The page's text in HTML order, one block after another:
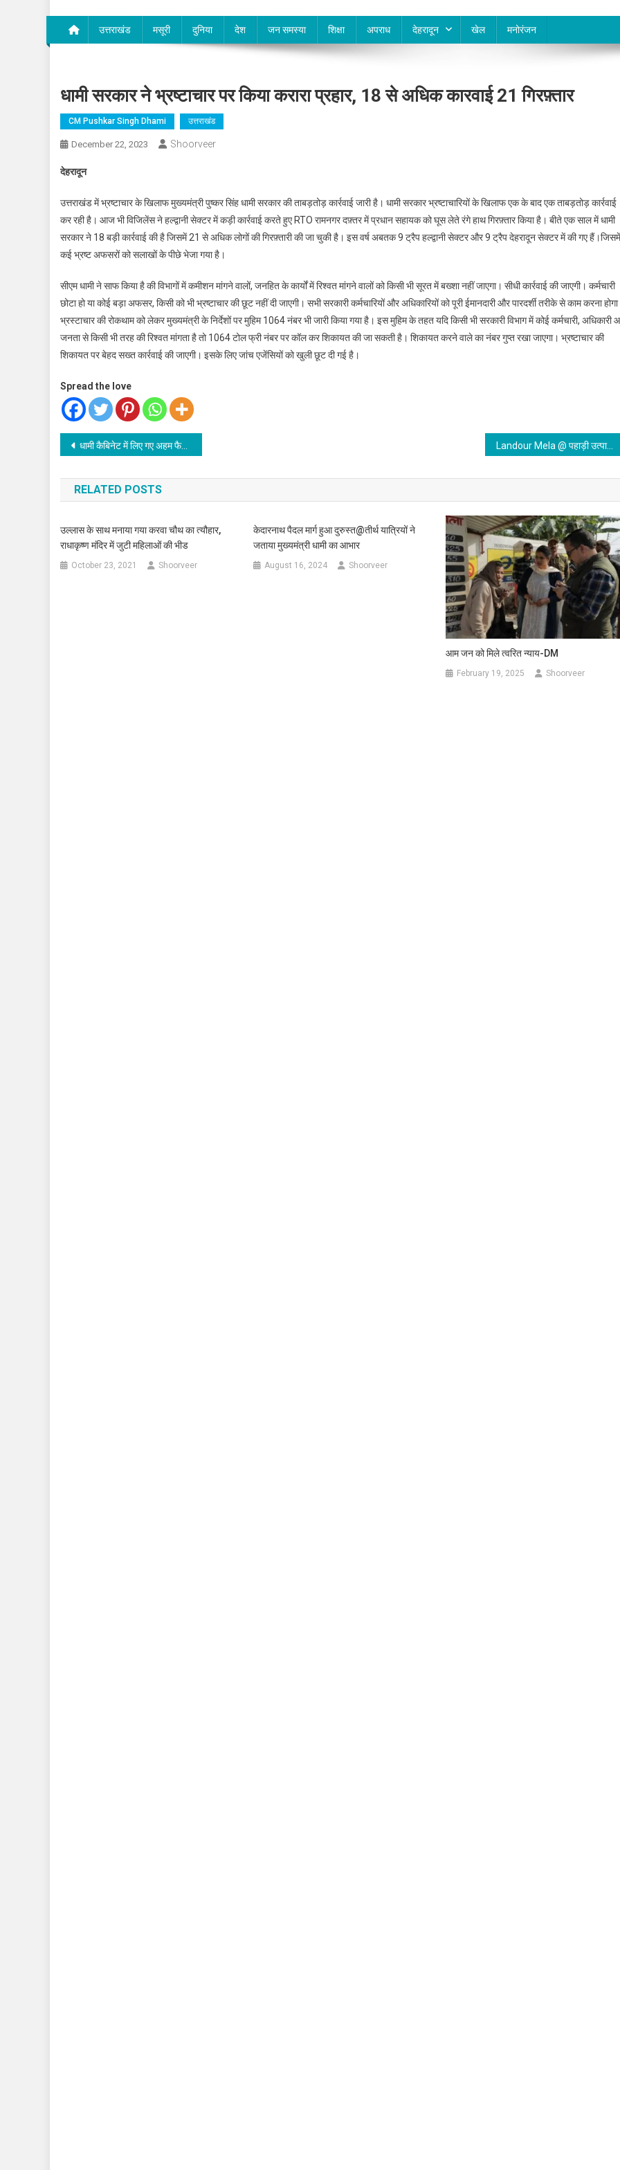
उत्तराखंड मसूरी दुनिया देश जन समस्या शिक्षा अपराध देहरादून खेल मनोरंजन
धामी सरकार ने भ्रष्टाचार पर किया करारा प्रहार, 18 से अधिक कारवाई 21 गिरफ़्तार
CM Pushkar Singh Dhami उत्तराखंड
December 22, 2023 Shoorveer
देहरादून
उत्तराखंड में भ्रष्टाचार के खिलाफ मुख्यमंत्री पुष्कर सिंह धामी सरकार की ताबड़तोड़ कार्रवाई जारी है। धामी सरकार भ्रष्टाचारियों के खिलाफ एक के बाद एक ताबड़तोड़ कार्रवाई
कर रही है। आज भी विजिलेंस ने हल्द्वानी सेक्टर में कड़ी कार्रवाई करते हुए RTO रामनगर दफ़्तर में प्रधान सहायक को घूस लेते रंगे हाथ गिरफ़्तार किया है। बीते एक साल में धामी
सरकार ने 18 बड़ी कार्रवाई की है जिसमें 21 से अधिक लोगों की गिरफ़्तारी की जा चुकी है। इस वर्ष अबतक 9 ट्रैप हल्द्वानी सेक्टर और 9 ट्रैप देहरादून सेक्टर में की गए हैं।जिसमें
कई भ्रष्ट अफसरों को सलाखों के पीछे भेजा गया है।
सीएम धामी ने साफ किया है की विभागों में कमीशन मांगने वालों, जनहित के कार्यों में रिश्वत मांगने वालों को किसी भी सूरत में बख्शा नहीं जाएगा। सीधी कार्रवाई की जाएगी। कर्मचारी
छोटा हो या कोई बड़ा अफसर, किसी को भी भ्रष्टाचार की छूट नहीं दी जाएगी। सभी सरकारी कर्मचारियों और अधिकारियों को पूरी ईमानदारी और पारदर्शी तरीके से काम करना
भ्रस्टाचार की रोकथाम को लेकर मुख्यमंत्री के निर्देशों पर मुहिम 1064 नंबर भी जारी किया गया है। इस मुहिम के तहत यदि किसी भी सरकारी विभाग में कोई कर्मचारी, अधिकारी
जनता से किसी भी तरह की रिश्वत मांगता है तो 1064 टोल फ्री नंबर पर कॉल कर शिकायत की जा सकती है। शिकायत करने वाले का नंबर गुप्त रखा जाएगा। भ्रष्टाचार की
शिकायत पर बेहद सख्त कार्रवाई की जाएगी। इसके लिए जांच एजेंसियों को खुली छूट दी गई है।
Spread the love
Post
navigation
धामी कैबिनेट में लिए गए अहम फैसले Landour Mela @ पहाड़ी उत्पादों की धूम#फिल्म् अभिनेता और निर्देशक विशाल भारद्वाज और विख्यात लेखक गणेश सैली ने किया उद्घाटन
RELATED POSTS
उल्लास के साथ मनाया गया करवा चौथ का त्यौहार,
राधाकृष्ण मंदिर में जुटी महिलाओं की भीड
October 23, 2021 Shoorveer
केदारनाथ पैदल मार्ग हुआ दुरुस्त@तीर्थ यात्रियों ने
जताया मुख्यमंत्री धामी का आभार
August 16, 2024 Shoorveer
आम जन को मिले त्वरित न्याय-DM
February 19, 2025 Shoorveer